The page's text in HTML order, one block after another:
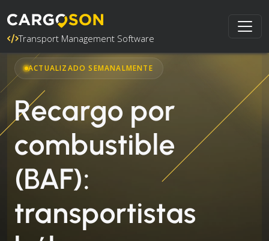
Transport Management Software
ACTUALIZADO SEMANALMENTE
Recargo por
combustible
(BAF):
transportistas